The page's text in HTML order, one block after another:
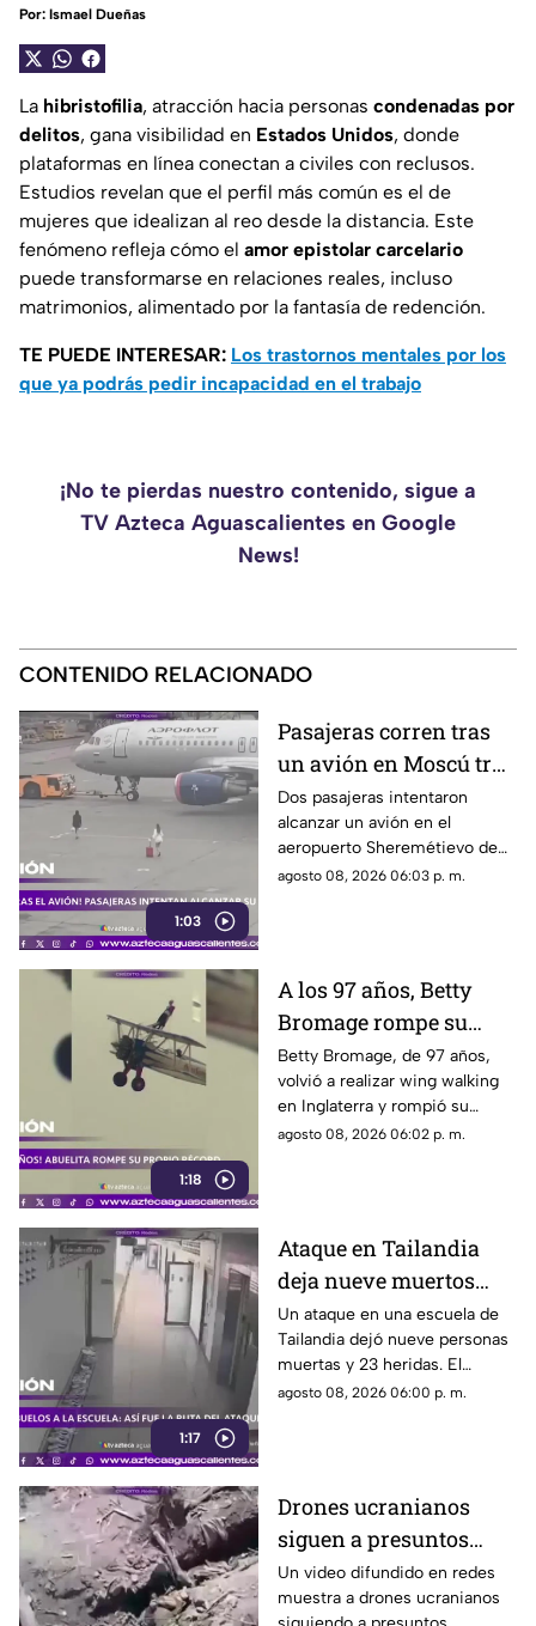
Por: Ismael Dueñas
La hibristofilia, atracción hacia personas condenadas por
delitos, gana visibilidad en Estados Unidos, donde
plataformas en línea conectan a civiles con reclusos.
Estudios revelan que el perfil más común es el de
mujeres que idealizan al reo desde la distancia. Este
fenómeno refleja cómo el amor epistolar carcelario
puede transformarse en relaciones reales, incluso
matrimonios, alimentado por la fantasía de redención.
TE PUEDE INTERESAR: Los trastornos mentales por los
que ya podrás pedir incapacidad en el trabajo
¡No te pierdas nuestro contenido, sigue a
TV Azteca Aguascalientes en Google
News!
CONTENIDO RELACIONADO
1:03
Pasajeras corren tras
un avión en Moscú tras
llegar tarde a su vuelo
Dos pasajeras intentaron
alcanzar un avión en el
aeropuerto Sheremétievo de
Moscú tras llegar tarde a su
agosto 08, 2026 06:03 p. m.
1:18
A los 97 años, Betty
Bromage rompe su
propio récord Guinness
en las alturas
Betty Bromage, de 97 años,
volvió a realizar wing walking
en Inglaterra y rompió su
propio récord Guinness tras
agosto 08, 2026 06:02 p. m.
1:17
Ataque en Tailandia
deja nueve muertos
tras agresión en una
escuela
Un ataque en una escuela de
Tailandia dejó nueve personas
muertas y 23 heridas. El
presunto agresor, de 14 años,
agosto 08, 2026 06:00 p. m.
Drones ucranianos
siguen a presuntos
soldados rusos durante
varias horas
Un video difundido en redes
muestra a drones ucranianos